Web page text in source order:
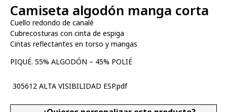
Camiseta algodón manga corta
Cuello redondo de canalé
Cubrecosturas con cinta de espiga
Cintas reflectantes en torso y mangas
PIQUÉ. 55% ALGODÓN – 45% POLIÉ
305612 ALTA VISIBILIDAD ESP.pdf